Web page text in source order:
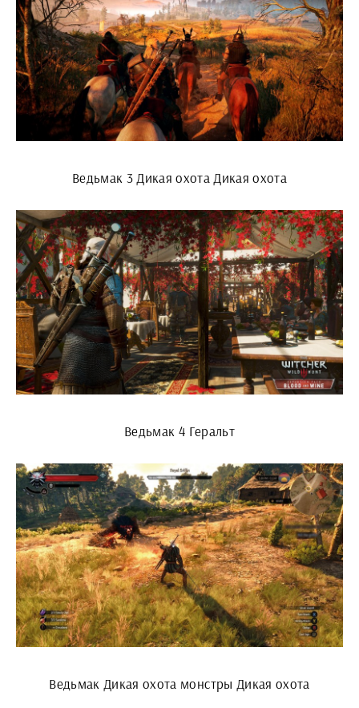
Ведьмак 3 Дикая охота Дикая охота
Ведьмак 4 Геральт
Ведьмак Дикая охота монстры Дикая охота